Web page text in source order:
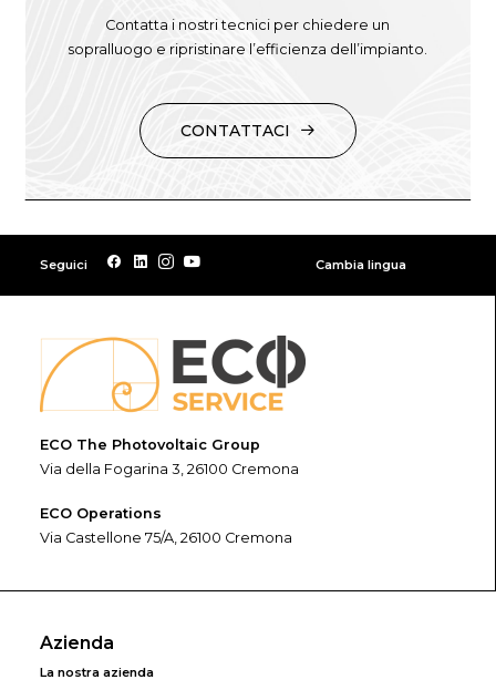
Contatta i nostri tecnici per chiedere un
sopralluogo e ripristinare l’efficienza dell’impianto.
CONTATTACI
Seguici Cambia lingua
ECO The Photovoltaic Group
Via della Fogarina 3, 26100 Cremona
ECO Operations
Via Castellone 75/A, 26100 Cremona
Azienda
La nostra azienda